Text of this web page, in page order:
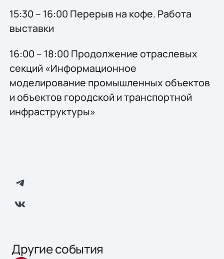
15:30 – 16:00 Перерыв на кофе. Работа
выставки
16:00 – 18:00 Продолжение отраслевых
секций «Информационное
моделирование промышленных объектов
и объектов городской и транспортной
инфраструктуры»
Другие события